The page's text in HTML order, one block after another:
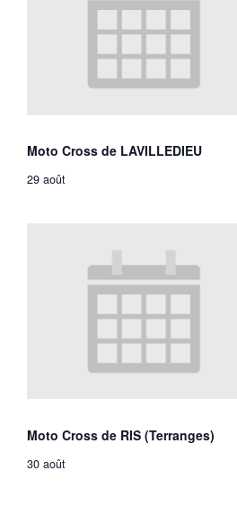
Moto Cross de LAVILLEDIEU
29 août
Moto Cross de RIS (Terranges)
30 août